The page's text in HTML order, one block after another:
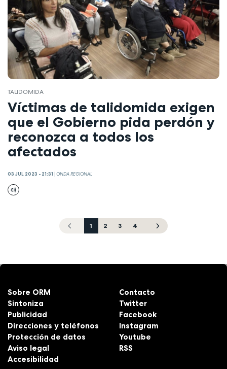
TALIDOMIDA
Víctimas de talidomida exigen
que el Gobierno pida perdón y
reconozca a todos los
afectados
03 JUL 2023 - 21:31 |ONDA REGIONAL
1 2 3 4
Sobre ORM
Sintoniza
Publicidad
Direcciones y teléfonos
Protección de datos
Aviso legal
Accesibilidad
Contacto
Twitter
Facebook
Instagram
Youtube
RSS